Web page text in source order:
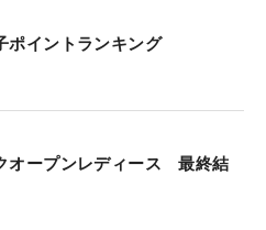
イントランキング
オープンレディース 最終結